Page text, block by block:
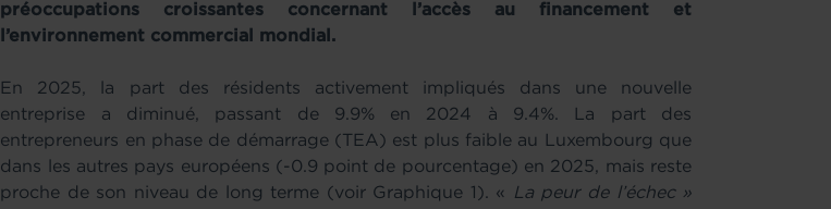
préoccupations croissantes concernant l’accès au financement et
l’environnement commercial mondial.
En 2025, la part des résidents activement impliqués dans une nouvelle
entreprise a diminué, passant de 9.9% en 2024 à 9.4%. La part des
entrepreneurs en phase de démarrage (TEA) est plus faible au Luxembourg que
dans les autres pays européens (-0.9 point de pourcentage) en 2025, mais reste
proche de son niveau de long terme (voir Graphique 1). «
La peur de l’échec »